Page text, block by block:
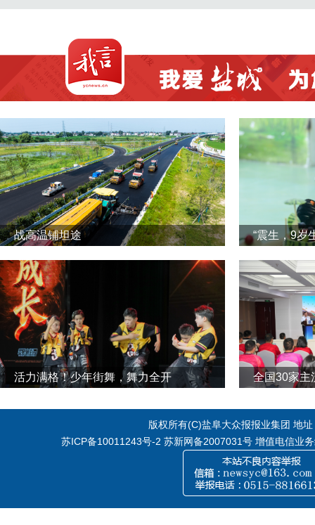
战高温铺坦途 “震生，9岁
活力满格！少年街舞，舞力全开 全国30家主
版权所有(C)盐阜大众报报业集团 地
苏ICP备10011243号-2 苏新网备2007031号 增值电信业